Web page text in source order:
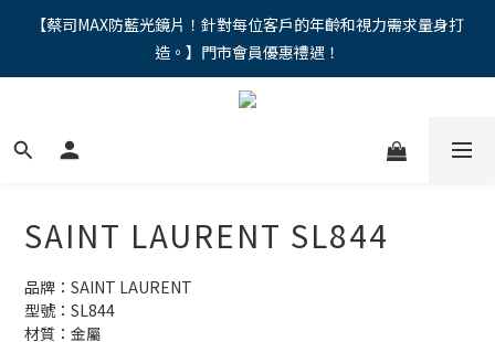
"馬年新章續寫，視界品味進階，限時禮遇 9 折無上限，12期分期
免手續費。。
【蔡司MAX防藍光鏡片！針對每位客戶的年齡和視力需求量身打
造。】門市會員優惠禮遇！
"馬年新章續寫，視界品味進階，限時禮遇 9 折無上限，12期分期
SAINT LAURENT SL844
品牌：SAINT LAURENT
型號：SL844
材質：金屬